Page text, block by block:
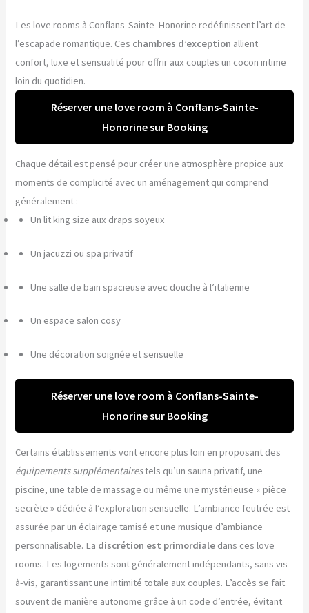
Les love rooms à Conflans-Sainte-Honorine redéfinissent l’art de
l’escapade romantique. Ces chambres d’exception allient
confort, luxe et sensualité pour offrir aux couples un cocon intime
loin du quotidien.
Réserver une love room à Conflans-Sainte-
Honorine sur Booking
Chaque détail est pensé pour créer une atmosphère propice aux
moments de complicité avec un aménagement qui comprend
généralement :
Un lit king size aux draps soyeux
Un jacuzzi ou spa privatif
Une salle de bain spacieuse avec douche à l’italienne
Un espace salon cosy
Une décoration soignée et sensuelle
Réserver une love room à Conflans-Sainte-
Honorine sur Booking
Certains établissements vont encore plus loin en proposant des
équipements supplémentairestels qu’un sauna privatif, une
piscine, une table de massage ou même une mystérieuse « pièce
secrète » dédiée à l’exploration sensuelle. L’ambiance feutrée est
assurée par un éclairage tamisé et une musique d’ambiance
personnalisable. La discrétion est primordiale dans ces love
rooms. Les logements sont généralement indépendants, sans vis-
à-vis, garantissant une intimité totale aux couples. L’accès se fait
souvent de manière autonome grâce à un code d’entrée, évitant